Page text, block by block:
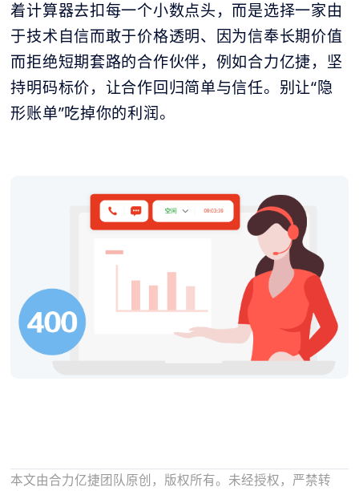
着计算器去扣每一个小数点头，而是选择一家由
于技术自信而敢于价格透明、因为信奉长期价值
而拒绝短期套路的合作伙伴，例如合力亿捷，坚
持明码标价，让合作回归简单与信任。别让“隐
形账单”吃掉你的利润。
本文由合力亿捷团队原创，版权所有。未经授权，严禁转